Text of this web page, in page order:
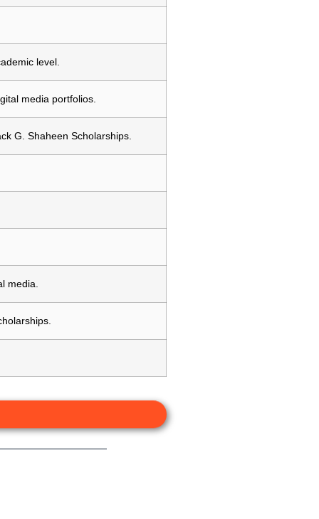
level.
media portfolios.
G. Shaheen Scholarships.
media.